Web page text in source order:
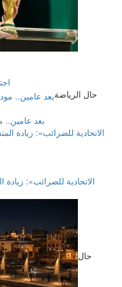
حال الرياضة
بعد
حال